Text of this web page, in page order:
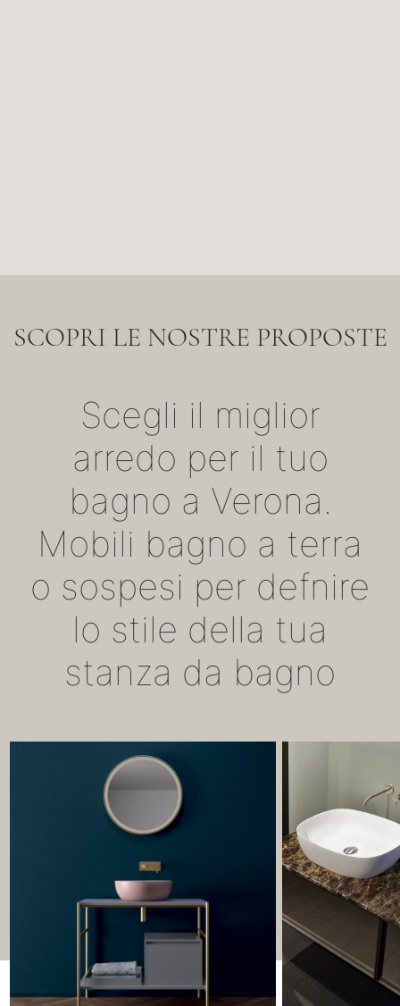
SCOPRI LE NOSTRE PROPOSTE
Scegli il miglior
arredo per il tuo
bagno a Verona.
Mobili bagno a terra
o sospesi per defnire
lo stile della tua
stanza da bagno